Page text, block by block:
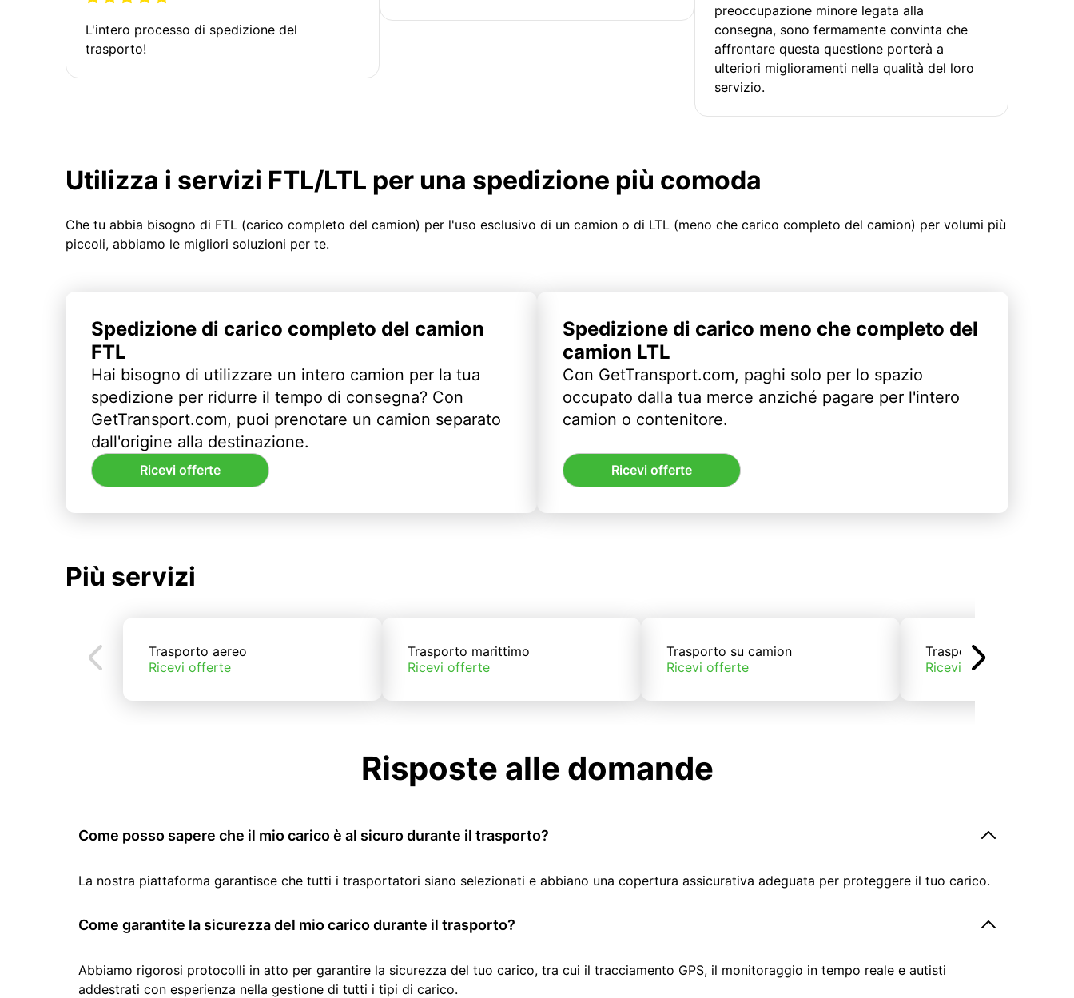
L'intero processo di spedizione del
trasporto!
preoccupazione minore legata alla
consegna, sono fermamente convinta che
affrontare questa questione porterà a
ulteriori miglioramenti nella qualità del loro
servizio.
Utilizza i servizi FTL/LTL per una spedizione più comoda
Che tu abbia bisogno di FTL (carico completo del camion) per l'uso esclusivo di un camion o di LTL (meno che carico completo del camion) per volumi più
piccoli, abbiamo le migliori soluzioni per te.
Spedizione di carico completo del camion
FTL
Hai bisogno di utilizzare un intero camion per la tua
spedizione per ridurre il tempo di consegna? Con
GetTransport.com, puoi prenotare un camion separato
dall'origine alla destinazione.
Ricevi offerte
Spedizione di carico meno che completo del
camion LTL
Con GetTransport.com, paghi solo per lo spazio
occupato dalla tua merce anziché pagare per l'intero
camion o contenitore.
Ricevi offerte
Più servizi
Trasporto aereo
Ricevi offerte
Trasporto marittimo
Ricevi offerte
Trasporto su camion
Ricevi offerte
Trasporto su treno
Ricevi offerte
Risposte alle domande
Come posso sapere che il mio carico è al sicuro durante il trasporto?
La nostra piattaforma garantisce che tutti i trasportatori siano selezionati e abbiano una copertura assicurativa adeguata per proteggere il tuo carico.
Come garantite la sicurezza del mio carico durante il trasporto?
Abbiamo rigorosi protocolli in atto per garantire la sicurezza del tuo carico, tra cui il tracciamento GPS, il monitoraggio in tempo reale e autisti
addestrati con esperienza nella gestione di tutti i tipi di carico.